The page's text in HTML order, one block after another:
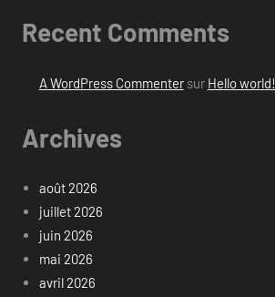
Recent Comments
A WordPress Commentersur Hello world!
Archives
août 2026
juillet 2026
juin 2026
mai 2026
avril 2026